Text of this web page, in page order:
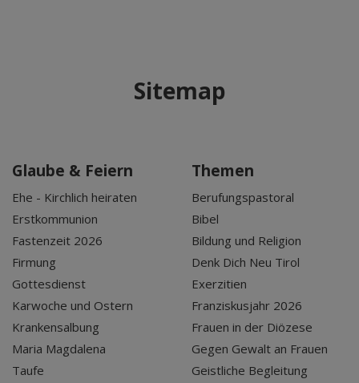
Sitemap
Glaube & Feiern
Ehe - Kirchlich heiraten
Erstkommunion
Fastenzeit 2026
Firmung
Gottesdienst
Karwoche und Ostern
Krankensalbung
Maria Magdalena
Taufe
Themen
Berufungspastoral
Bibel
Bildung und Religion
Denk Dich Neu Tirol
Exerzitien
Franziskusjahr 2026
Frauen in der Diözese
Gegen Gewalt an Frauen
Geistliche Begleitung